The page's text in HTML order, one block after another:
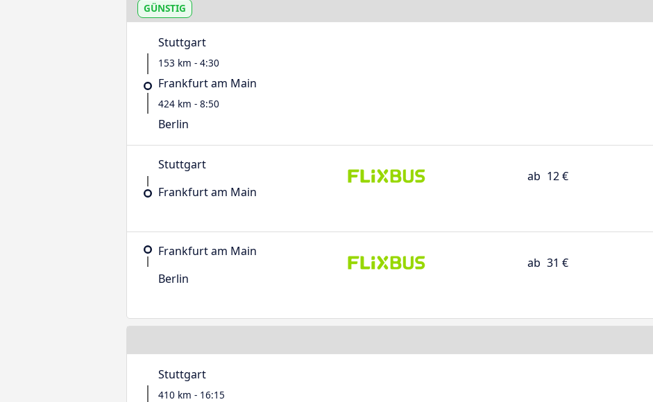
GÜNSTIG
Stuttgart
153 km - 4:30
Frankfurt am Main
424 km - 8:50
Berlin
Stuttgart
Frankfurt am Main
ab 12 €
Frankfurt am Main
Berlin
ab 31 €
Stuttgart
410 km - 16:15